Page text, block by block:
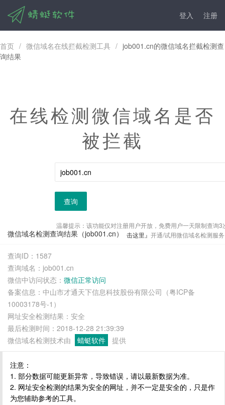
登入 注册
首页 / 微信域名在线拦截检测工具 / job001.cn的微信域名拦截检测查
询结果
在线检测微信域名是否
被拦截
查询
温馨提示：该功能仅对注册用户开放，免费用户一天限制查询3
击这里』 开通/试用微信域名检测服务
微信域名检测查询结果（job001.cn）
查询ID：1587
查询域名：job001.cn
微信中访问状态： 微信正常访问
备案信息：中山市才通天下信息科技股份有限公司（粤ICP备
10003178号-1）
网址安全检测结果：安全
最后检测时间：2018-12-28 21:39:39
微信域名检测技术由
蜻蜓软件 提供
注意：
1. 部分数据可能更新异常，导致错误，请以最新数据为准。
2. 网址安全检测的结果为安全的网址，并不一定是安全的，只是作
为您辅助参考的工具。